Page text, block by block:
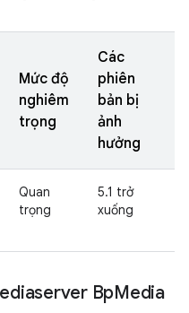
Mức độ
nghiêm
trọng
Các
phiên
bản bị
ảnh
hưởng
Quan
trọng
5.1 trở
xuống
BpMedia